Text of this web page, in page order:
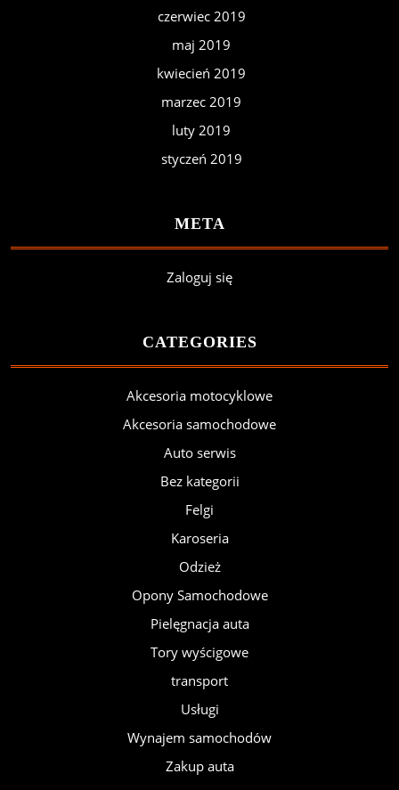
czerwiec 2019
maj 2019
kwiecień 2019
marzec 2019
luty 2019
styczeń 2019
META
Zaloguj się
CATEGORIES
Akcesoria motocyklowe
Akcesoria samochodowe
Auto serwis
Bez kategorii
Felgi
Karoseria
Odzież
Opony Samochodowe
Pielęgnacja auta
Tory wyścigowe
transport
Usługi
Wynajem samochodów
Zakup auta